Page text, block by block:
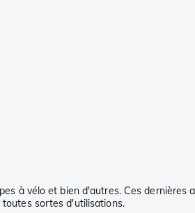
à vélo et bien d'autres. Ces
toutes sortes d'utilisations.